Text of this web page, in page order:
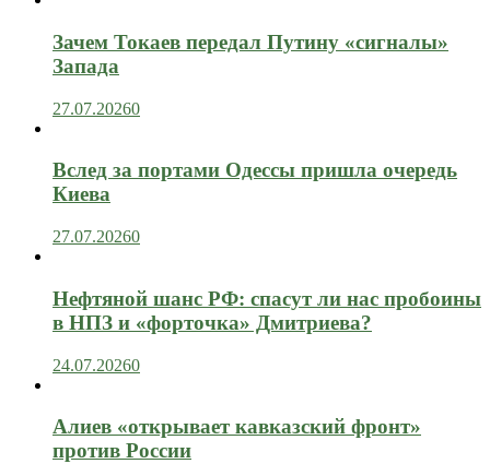
Зачем Токаев передал Путину «сигналы»
Запада
27.07.20260
Вслед за портами Одессы пришла очередь
Киева
27.07.20260
Нефтяной шанс РФ: спасут ли нас пробоины
в НПЗ и «форточка» Дмитриева?
24.07.20260
Алиев «открывает кавказский фронт»
против России